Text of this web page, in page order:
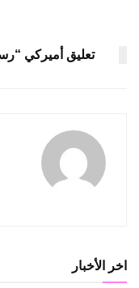
تعليق أميركي
اخر الأخبار